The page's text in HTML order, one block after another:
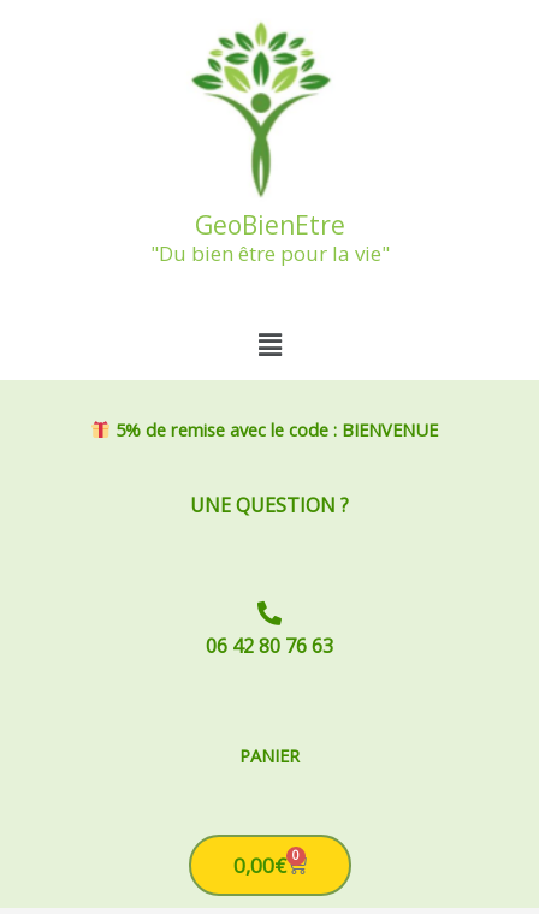
GeoBienEtre
"Du bien être pour la vie"
Menu
5% de remise avec le code : BIENVENUE
UNE QUESTION ?
06 42 80 76 63
PANIER
0,00€ 0
Cart